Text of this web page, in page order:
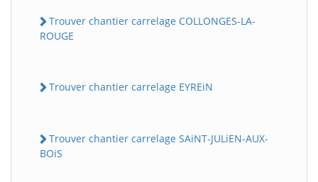
Trouver chantier carrelage COLLONGES-LA-
ROUGE
Trouver chantier carrelage EYREiN
Trouver chantier carrelage SAiNT-JULiEN-AUX-
BOiS